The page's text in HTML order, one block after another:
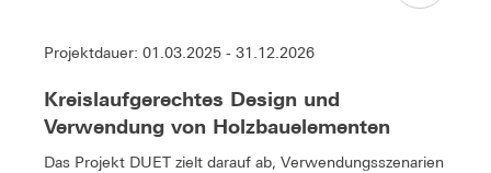
Projektdauer: 01.03.2025 - 31.12.2026
Kreislaufgerechtes Design und
Verwendung von Holzbauelementen
Das Projekt DUET zielt darauf ab, Verwendungsszenarien